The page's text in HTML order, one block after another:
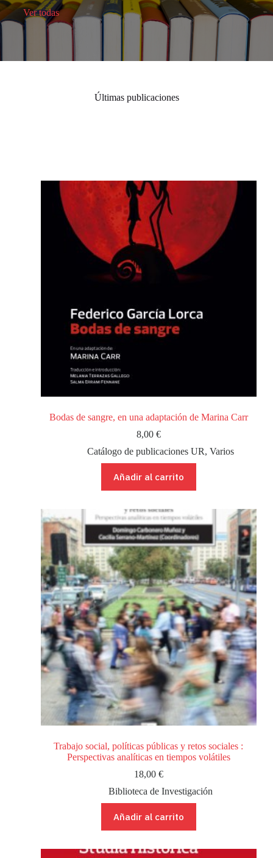
Ver todas
Últimas publicaciones
Bodas de sangre, en una adaptación de Marina Carr
8,00 €
Catálogo de publicaciones UR,Varios
Añadir al carrito
Trabajo social, políticas públicas y retos sociales :
Perspectivas analíticas en tiempos volátiles
18,00 €
Biblioteca de Investigación
Añadir al carrito